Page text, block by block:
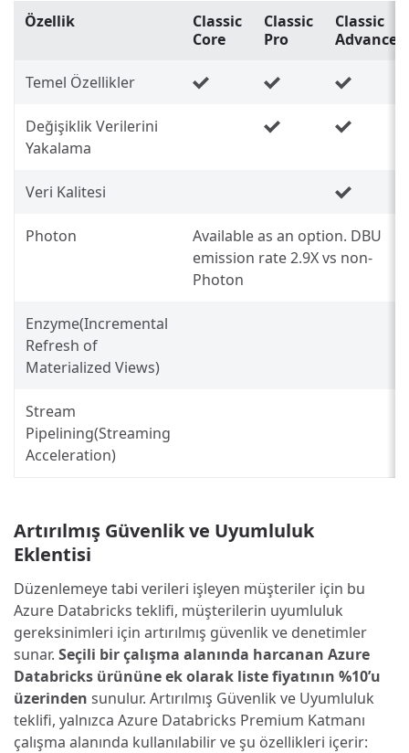
Özellik
Classic
Core
Classic
Pro
Classic
Advanced
Temel Özellikler
Değişiklik Verilerini
Yakalama
Veri Kalitesi
Photon
Available as an option. DBU
emission rate 2.9X vs non-
Photon
Enzyme(Incremental
Refresh of
Materialized Views)
Stream
Pipelining(Streaming
Acceleration)
Artırılmış Güvenlik ve Uyumluluk
Eklentisi
Düzenlemeye tabi verileri işleyen müşteriler için bu
Azure Databricks teklifi, müşterilerin uyumluluk
gereksinimleri için artırılmış güvenlik ve denetimler
sunar. Seçili bir çalışma alanında harcanan Azure
Databricks ürününe ek olarak liste fiyatının %10’u
üzerinden sunulur. Artırılmış Güvenlik ve Uyumluluk
teklifi, yalnızca Azure Databricks Premium Katmanı
çalışma alanında kullanılabilir ve şu özellikleri içerir: